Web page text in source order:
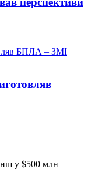
у $500 млн